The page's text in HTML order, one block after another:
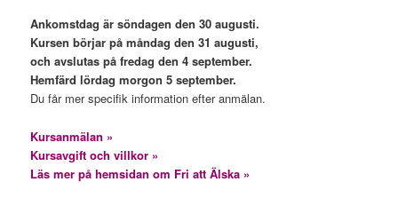
Ankomstdag är söndagen den 30 augusti.
Kursen börjar på måndag den 31 augusti,
och avslutas på fredag den 4 september.
Hemfärd lördag morgon 5 september.
Du får mer specifik information efter anmälan.
Kursanmälan »
Kursavgift och villkor »
Läs mer på hemsidan om Fri att Älska »